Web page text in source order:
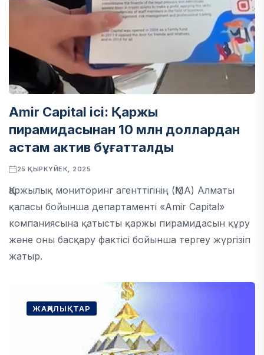
Amir Capital ісі: Қаржы
пирамидасынан 10 млн доллардан
астам актив бұғатталды
25 ҚЫРКҮЙЕК, 2025
Қаржылық мониторинг агенттігінің (ҚМА) Алматы
қаласы бойынша департаменті «Amir Capital»
компаниясына қатысты қаржы пирамидасын құру
және оны басқару фактісі бойынша тергеу жүргізіп
жатыр.
ЖАҢАЛЫҚТАР